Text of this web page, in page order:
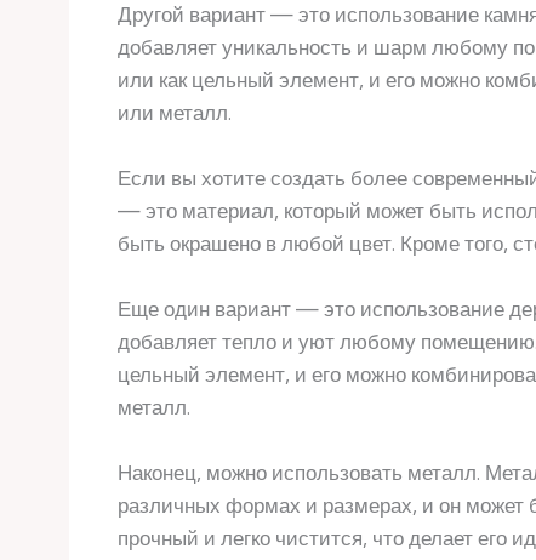
Другой вариант — это использование
добавляет уникальность и шарм любому
или как цельный элемент, и его можно
или металл.
Если вы хотите создать более
— это материал, который может быть
быть окрашено в любой цвет. Кроме того,
Еще один вариант — это использование
добавляет тепло и уют любому
цельный элемент, и его можно
металл.
Наконец, можно использовать металл.
различных формах и размерах, и он может
прочный и легко чистится, что делает его